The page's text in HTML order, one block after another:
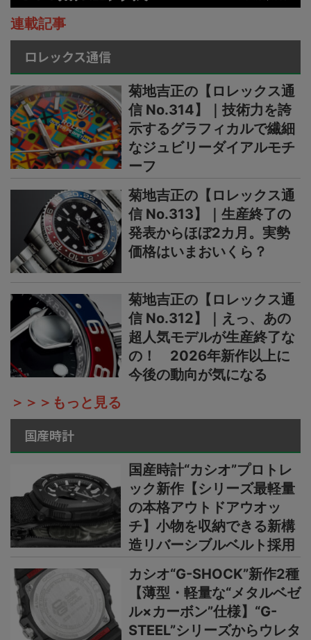
連載記事
ロレックス通信
菊地吉正の【ロレックス通
信 No.314】｜技術力を誇
示するグラフィカルで繊細
なジュビリーダイアルモチ
ーフ
菊地吉正の【ロレックス通
信 No.313】｜生産終了の
発表からほぼ2カ月。実勢
価格はいまおいくら？
菊地吉正の【ロレックス通
信 No.312】｜えっ、あの
超人気モデルが生産終了な
の！ 2026年新作以上に
今後の動向が気になる
＞＞＞もっと見る
国産時計
国産時計“カシオ”プロトレ
ック新作【シリーズ最軽量
の本格アウトドアウオッ
チ】小物を収納できる新構
造リバーシブルベルト採用
カシオ“G-SHOCK”新作2種
【薄型・軽量な“メタルベゼ
ル×カーボン”仕様】“G-
STEEL”シリーズからウレタ